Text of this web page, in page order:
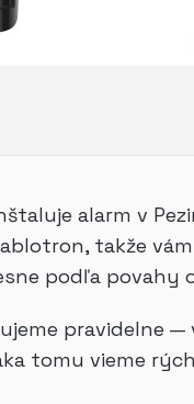
alarm v
takže
podľa povahy
pravidelne
tomu vieme